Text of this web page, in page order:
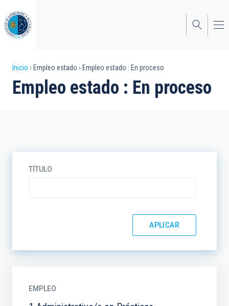
al
contenido
principal
Sobrescribir
enlaces
navegación
Inicio Empleo estado Empleo estado : En proceso
Empleo estado : En proceso
TÍTULO
EMPLEO